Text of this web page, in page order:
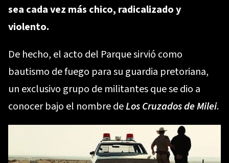
sea cada vez más chico, radicalizado y
violento.
De hecho, el acto del Parque sirvió como
bautismo de fuego para su guardia pretoriana,
un exclusivo grupo de militantes que se dio a
conocer bajo el nombre deLos Cruzados de Milei.